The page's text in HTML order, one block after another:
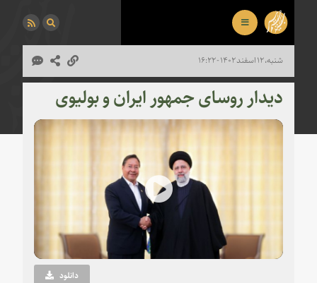
شنبه، ۱۲ اسفند ۱۴۰۲ - ۱۶:۲۲
دیدار روسای جمهور ایران و بولیوی
Play
Video دانلود